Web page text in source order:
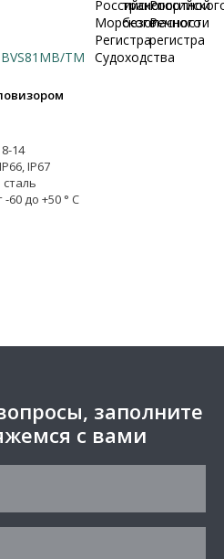
8-14
IP66, IP67
-60 до +50 ° C
заполните
с вами